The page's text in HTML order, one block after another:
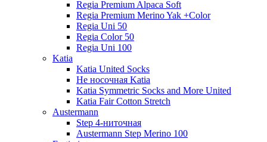
Regia Premium Alpaca Soft
Regia Premium Merino Yak +Color
Regia Uni 50
Regia Color 50
Regia Uni 100
Katia
Katia United Socks
Не носочная Katia
Katia Symmetric Socks and More United
Katia Fair Cotton Stretch
Austermann
Step 4-ниточная
Austermann Step Merino 100